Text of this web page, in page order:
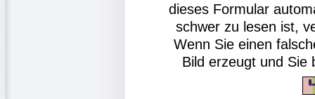
dieses Formular
schwer zu lesen ist,
Wenn Sie einen
Bild erzeugt und Sie